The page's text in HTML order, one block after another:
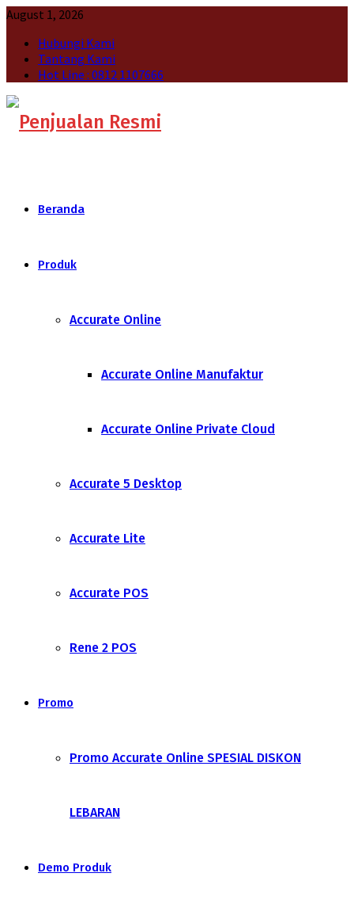
August 1, 2026
Hubungi Kami
Tantang Kami
Hot Line : 0812 1107666
Beranda
Produk
Accurate Online
Accurate Online Manufaktur
Accurate Online Private Cloud
Accurate 5 Desktop
Accurate Lite
Accurate POS
Rene 2 POS
Promo
Promo Accurate Online SPESIAL DISKON
LEBARAN
Demo Produk